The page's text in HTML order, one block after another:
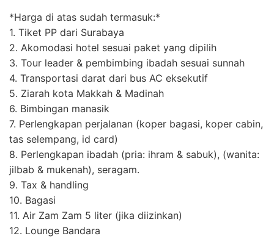
*Harga di atas sudah termasuk:*
1. Tiket PP dari Surabaya
2. Akomodasi hotel sesuai paket yang dipilih
3. Tour leader & pembimbing ibadah sesuai sunnah
4. Transportasi darat dari bus AC eksekutif
5. Ziarah kota Makkah & Madinah
6. Bimbingan manasik
7. Perlengkapan perjalanan (koper bagasi, koper cabin,
tas selempang, id card)
8. Perlengkapan ibadah (pria: ihram & sabuk), (wanita:
jilbab & mukenah), seragam.
9. Tax & handling
10. Bagasi
11. Air Zam Zam 5 liter (jika diizinkan)
12. Lounge Bandara